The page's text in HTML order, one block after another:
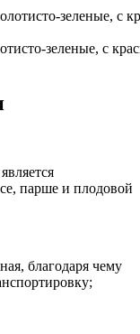
зеленые, с
парше и плодовой
благодаря чему